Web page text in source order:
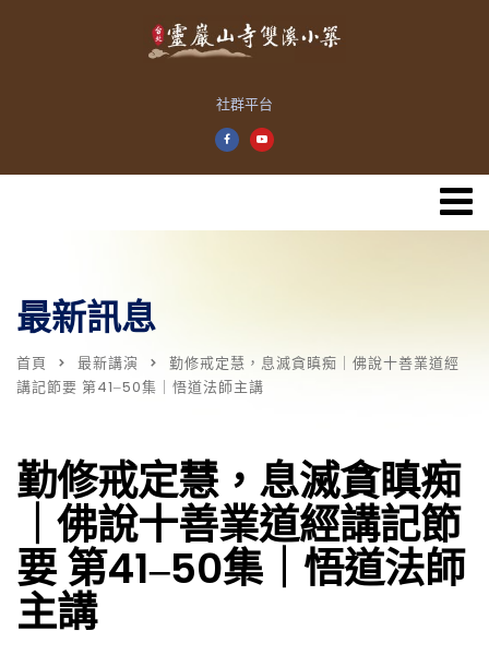
社群平台
最新訊息
首頁 最新講演
勤修戒定慧，息滅貪瞋痴｜佛說十善業道經
講記節要 第41‒50集｜悟道法師主講
勤修戒定慧，息滅貪瞋痴
｜佛說十善業道經講記節
要 第41‒50集｜悟道法師
主講